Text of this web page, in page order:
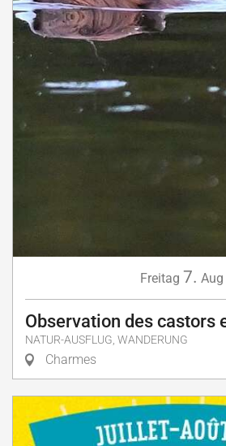
Freitag 7. Aug
Observation des castors
NATUR-AUSFLUG, WANDERUNG
Charmes